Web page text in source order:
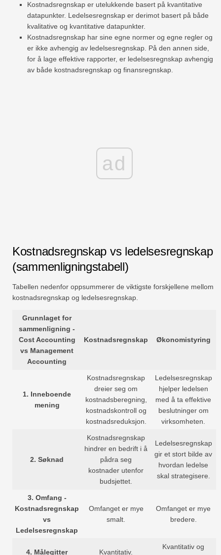
Kostnadsregnskap er utelukkende basert på kvantitative
datapunkter. Ledelsesregnskap er derimot basert på både
kvalitative og kvantitative datapunkter.
Kostnadsregnskap har sine egne normer og egne regler og
er ikke avhengig av ledelsesregnskap. På den annen side,
for å lage effektive rapporter, er ledelsesregnskap avhengig
av både kostnadsregnskap og finansregnskap.
ad
Kostnadsregnskap vs ledelsesregnskap
(sammenligningstabell)
Tabellen nedenfor oppsummerer de viktigste forskjellene mellom
kostnadsregnskap og ledelsesregnskap.
Grunnlaget for
sammenligning -
Cost Accounting
vs Management
Accounting
Kostnadsregnskap Økonomistyring
1. Inneboende
mening
Kostnadsregnskap
dreier seg om
kostnadsberegning,
kostnadskontroll og
kostnadsreduksjon.
Ledelsesregnskap
hjelper ledelsen
med å ta effektive
beslutninger om
virksomheten.
2. Søknad
Kostnadsregnskap
hindrer en bedrift i å
pådra seg
kostnader utenfor
budsjettet.
Ledelsesregnskap
gir et stort bilde av
hvordan ledelse
skal strategisere.
3. Omfang -
Kostnadsregnskap
vs
Ledelsesregnskap
Omfanget er mye
smalt.
Omfanget er mye
bredere.
4. Målegitter Kvantitativ.
Kvantitativ og